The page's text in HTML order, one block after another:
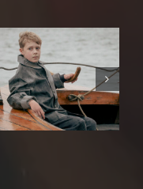
Rose